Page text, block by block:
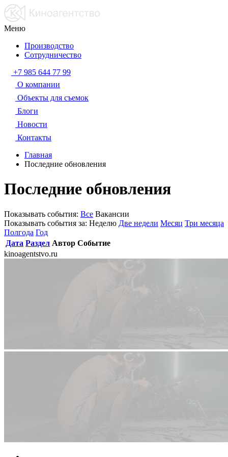
Меню
Производство
Сотрудничество
+7 985 644 77 99
О компании
Объекты для съемок
Блоги
Новости
Контакты
Главная
Последние обновления
Последние обновления
Показывать события: Все Вакансии
Показывать события за: Неделю Две недели Месяц Три месяца
Полгода Год
Дата Раздел Автор Событие
kinoagentstvo.ru